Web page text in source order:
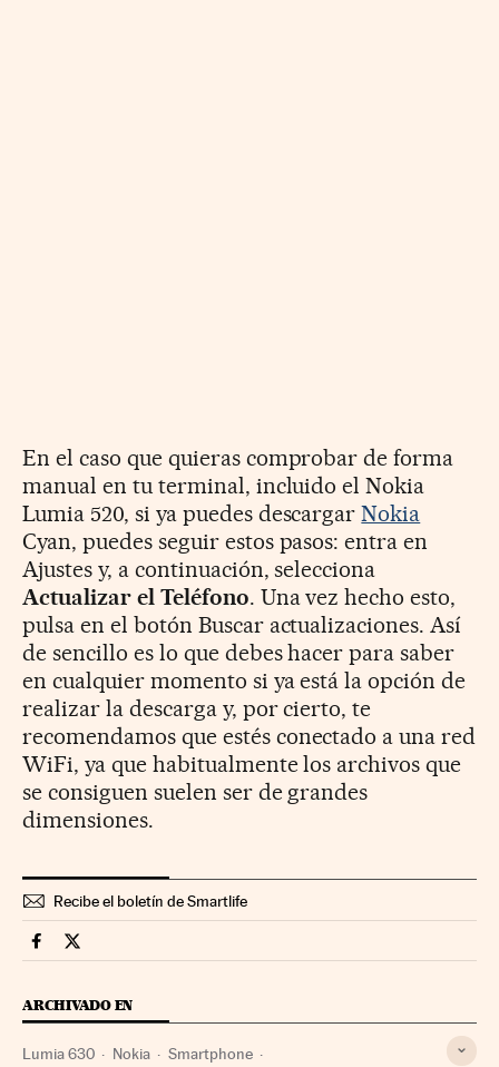
En el caso que quieras comprobar de forma
manual en tu terminal, incluido el Nokia
Lumia 520, si ya puedes descargarNokia
Cyan, puedes seguir estos pasos: entra en
Ajustes y, a continuación, selecciona
Actualizar el Teléfono. Una vez hecho esto,
pulsa en el botón Buscar actualizaciones. Así
de sencillo es lo que debes hacer para saber
en cualquier momento si ya está la opción de
realizar la descarga y, por cierto, te
recomendamos que estés conectado a una red
WiFi, ya que habitualmente los archivos que
se consiguen suelen ser de grandes
dimensiones.
Recibe el boletín de Smartlife
Smartlife Cinco Días en Facebook
Smartlife Cinco Días en Twitter
ARCHIVADO EN
Lumia 630 Nokia Smartphone